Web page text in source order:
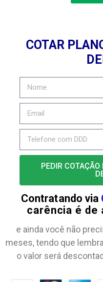
COTAR
PEDIR
Contratando via
carência é de
e ainda você não
meses, tendo que
o valor será